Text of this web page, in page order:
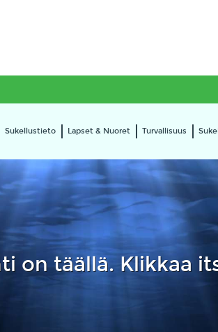
Sukellustieto Lapset & Nuoret Turvallisuus
on täällä. Klikkaa